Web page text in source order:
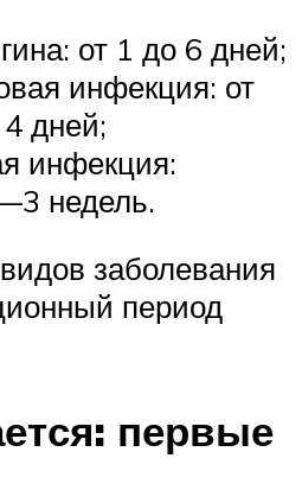
от 1 до 6 дней;
инфекция: от
дней;
инфекция:
недель.
заболевания
период
первые